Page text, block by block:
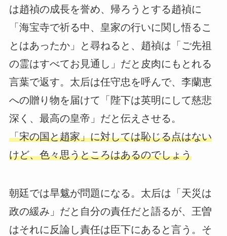
は趙禎の成長を誉め、帰ろうとする趙禎に
「海宝寺で祈る中、皇家の行いに関し悟るこ
とはあったか」と尋ねると、趙禎は「ご先祖
の霊はすべてお見通し」だと皮肉にもとれる
言葉で返す。太后は任守忠を呼んで、李蘭恵
への贈り物を届けて「陛下は英明にして慈悲
深く、最高の皇帝」だと伝えさせる。
「宋の国と趙家」に対しては恥じる点はない
けど、色々思うところはあるのでしょう
朝廷では旱魃が問題になる。太后は「天災は
政の緩み」だと自分の責任だと語るが、王曽
はそれに反論し責任は臣下にあると言う。そ